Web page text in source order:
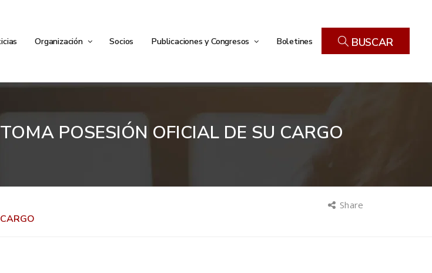
Organización Socios Publicaciones y Congresos Boletines BUSCAR
POSESIÓN OFICIAL DE SU CARGO
Share